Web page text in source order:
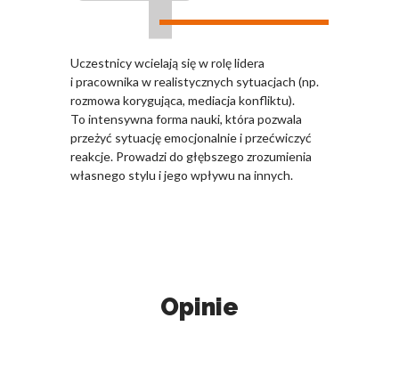
Uczestnicy wcielają się w rolę lidera
i pracownika w realistycznych sytuacjach (np.
rozmowa korygująca, mediacja konfliktu).
To intensywna forma nauki, która pozwala
przeżyć sytuację emocjonalnie i przećwiczyć
reakcje. Prowadzi do głębszego zrozumienia
własnego stylu i jego wpływu na innych.
Opinie